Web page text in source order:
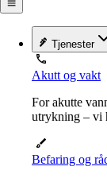
Tjenester
Akutt og vakt
For akutte
utrykning – vi
Befaring og